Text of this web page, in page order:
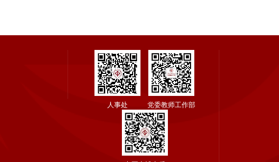
人事处
党委教师工作部